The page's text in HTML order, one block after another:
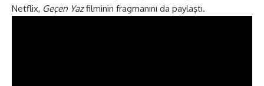
Netflix, Geçen Yazfilminin fragmanını da paylaştı.